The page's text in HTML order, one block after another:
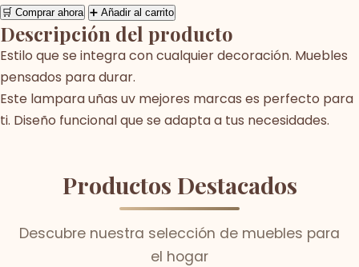
🛒 Comprar ahora ➕ Añadir al carrito
Descripción del producto
Estilo que se integra con cualquier decoración. Muebles
pensados para durar.
Este lampara uñas uv mejores marcas es perfecto para
ti. Diseño funcional que se adapta a tus necesidades.
Productos Destacados
Descubre nuestra selección de muebles para
el hogar